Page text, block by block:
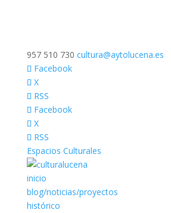
957 510 730 cultura@aytolucena.es
Facebook
X
RSS
Facebook
X
RSS
Espacios Culturales
inicio
blog/noticias/proyectos
histórico